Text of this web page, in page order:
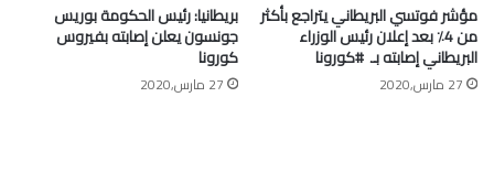
مؤشر فوتسي البريطاني يتراجع بأكثر
من 4٪ بعد إعلان رئيس الوزراء
البريطاني إصابته بـ ⁧ #كورونا⁩
27 مارس,2020
بريطانيا: رئيس الحكومة بوريس
جونسون يعلن إصابته بفيروس
كورونا
27 مارس,2020